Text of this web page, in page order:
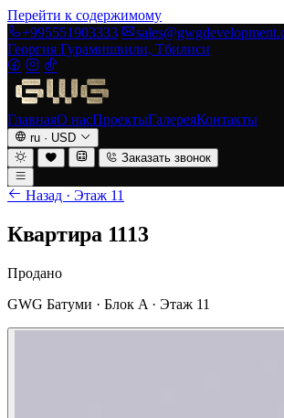
Перейти к содержимому
+995551903333
Георгия Гурамишвили, Тбилиси
ГлавнаяО насПроектыГалереяКонтакты
ru · USD
Заказать звонок
Назад · Этаж 11
Квартира 1113
Продано
GWG Батуми · Блок A · Этаж 11